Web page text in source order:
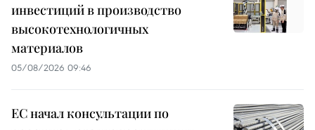
инвестиций в производство
высокотехнологичных
материалов
05/08/2026 09:46
ЕС начал консультации по